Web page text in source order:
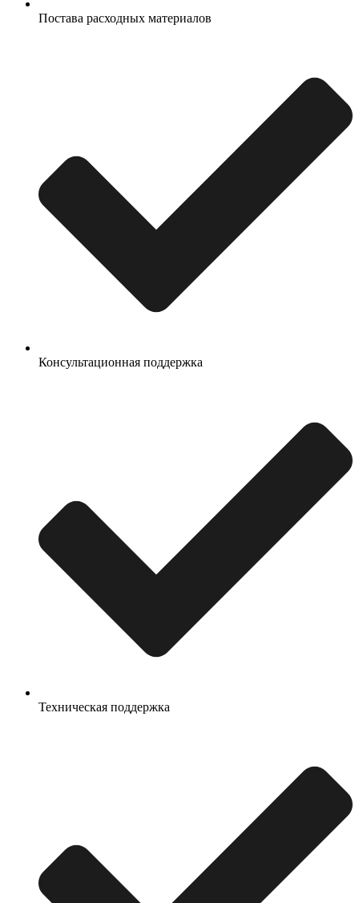
Постава расходных материалов
Консультационная поддержка
Техническая поддержка